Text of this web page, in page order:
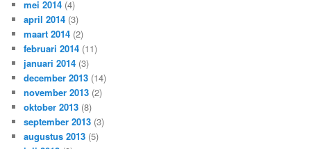
mei 2014 (4)
april 2014 (3)
maart 2014 (2)
februari 2014 (11)
januari 2014 (3)
december 2013 (14)
november 2013 (2)
oktober 2013 (8)
september 2013 (3)
augustus 2013 (5)